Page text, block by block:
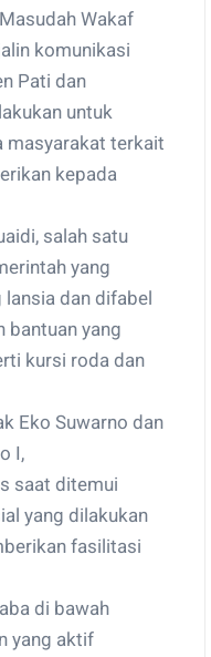
Wakaf
komunikasi
Pati dan
untuk
masyarakat terkait
kepada
salah satu
yang
dan difabel
bantuan yang
kursi roda dan
Eko Suwarno dan
I,
saat ditemui
yang dilakukan
fasilitasi
di bawah
yang aktif